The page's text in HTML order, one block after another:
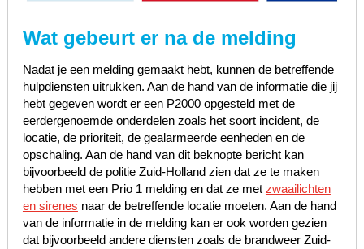
Wat gebeurt er na de melding
Nadat je een melding gemaakt hebt, kunnen de betreffende
hulpdiensten uitrukken. Aan de hand van de informatie die jij
hebt gegeven wordt er een P2000 opgesteld met de
eerdergenoemde onderdelen zoals het soort incident, de
locatie, de prioriteit, de gealarmeerde eenheden en de
opschaling. Aan de hand van dit beknopte bericht kan
bijvoorbeeld de politie Zuid-Holland zien dat ze te maken
hebben met een Prio 1 melding en dat ze met zwaailichten
en sirenes naar de betreffende locatie moeten. Aan de hand
van de informatie in de melding kan er ook worden gezien
dat bijvoorbeeld andere diensten zoals de brandweer Zuid-